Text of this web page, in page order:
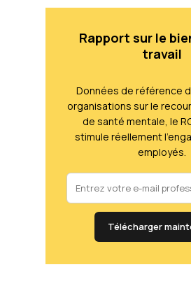
Rapport sur le
travail
Données de référence
organisations sur le
de santé mentale, le
stimule réellement
employés.
Télécharger